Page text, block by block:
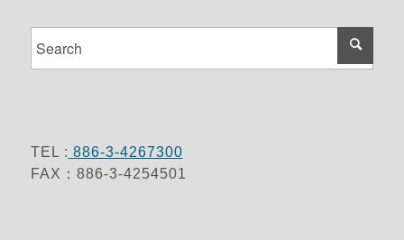
TEL : 886-3-4267300
FAX：886-3-4254501